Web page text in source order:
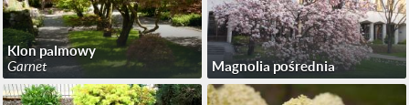
Klon palmowy
Garnet
Magnolia pośrednia